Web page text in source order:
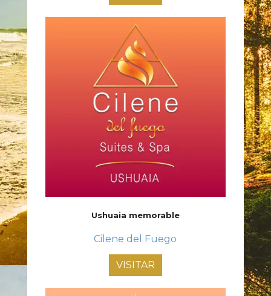
Ushuaia memorable
Cilene del Fuego
VISITAR